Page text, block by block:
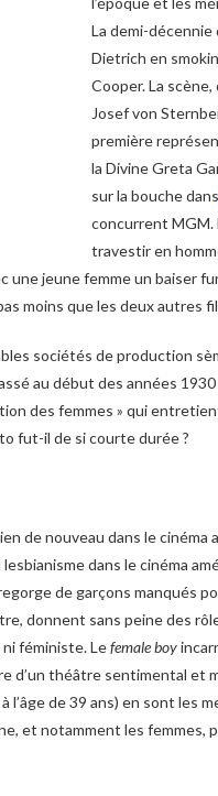
La demi-
Dietrich en
Cooper. La
Josef von
première
la Divine Greta
sur la bouche dans
concurrent MGM.
travestir en
une jeune femme un baiser
moins que les deux autres
sociétés de production
au début des années
des femmes » qui
fut-il de si courte durée ?
de nouveau dans le
dans le cinéma
de garçons manqués
donnent sans peine des
féministe. Lefemale boy
d’un théâtre sentimental et
l’âge de 39 ans) en sont les
et notamment les femmes,